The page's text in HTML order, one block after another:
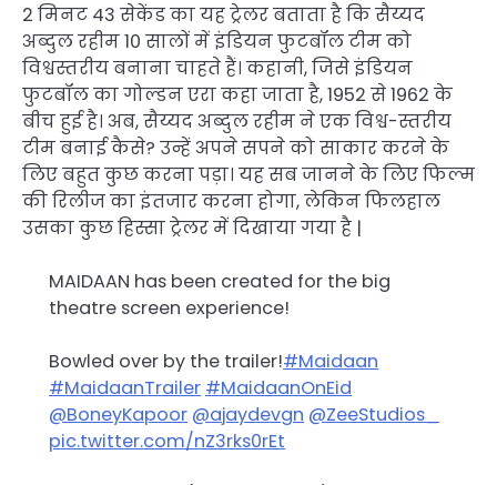
2 मिनट 43 सेकेंड का यह ट्रेलर बताता है कि सैय्यद
अब्दुल रहीम 10 सालों में इंडियन फुटबॉल टीम को
विश्वस्तरीय बनाना चाहते हैं। कहानी, जिसे इंडियन
फुटबॉल का गोल्डन एरा कहा जाता है, 1952 से 1962 के
बीच हुई है। अब, सैय्यद अब्दुल रहीम ने एक विश्व-स्तरीय
टीम बनाई कैसे? उन्हें अपने सपने को साकार करने के
लिए बहुत कुछ करना पड़ा। यह सब जानने के लिए फिल्म
की रिलीज का इंतजार करना होगा, लेकिन फिलहाल
उसका कुछ हिस्सा ट्रेलर में दिखाया गया है |
MAIDAAN has been created for the big
theatre screen experience!
Bowled over by the trailer!#Maidaan
#MaidaanTrailer #MaidaanOnEid
@BoneyKapoor @ajaydevgn @ZeeStudios_
pic.twitter.com/nZ3rks0rEt